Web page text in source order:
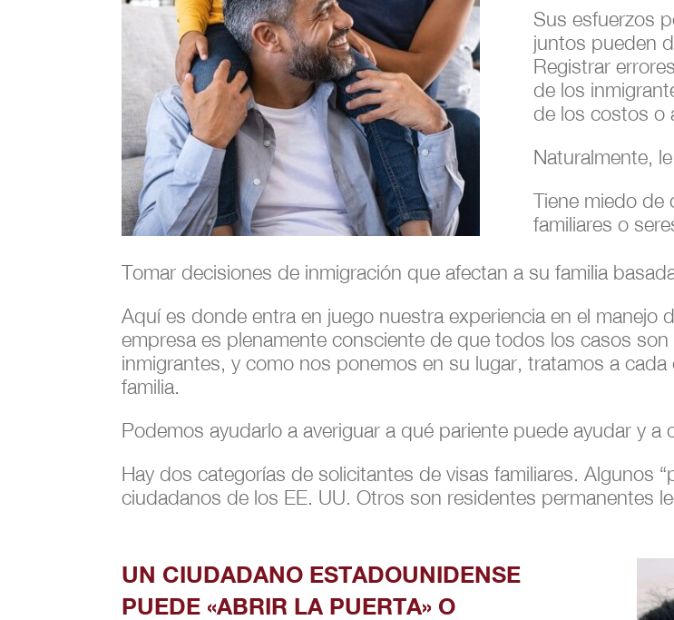
Sus esfuerzos
juntos pueden
Registrar
de los
de los costos o
Naturalmente,
Tiene miedo de
familiares o
Tomar decisiones de inmigración que afectan a su familia
Aquí es donde entra en juego nuestra experiencia en el manejo
empresa es plenamente consciente de que todos los casos
inmigrantes, y como nos ponemos en su lugar, tratamos a
familia.
Podemos ayudarlo a averiguar a qué pariente puede ayudar y a
Hay dos categorías de solicitantes de visas familiares. Algunos
ciudadanos de los EE. UU. Otros son residentes permanentes
UN CIUDADANO ESTADOUNIDENSE
PUEDE «ABRIR LA PUERTA» O